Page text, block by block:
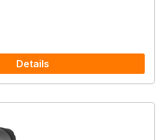
Details